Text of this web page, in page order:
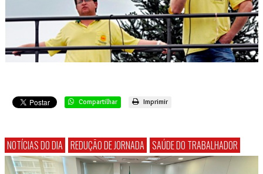
Compartilhar Imprimir
NOTÍCIAS DO DIA REDUÇÃO DE JORNADA SAÚDE DO TRABALHADOR